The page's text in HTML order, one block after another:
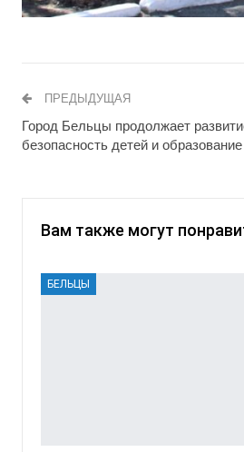
ПРЕДЫДУЩАЯ
Город Бельцы продолжает
безопасность детей и образование
Вам также могут
БЕЛЬЦЫ